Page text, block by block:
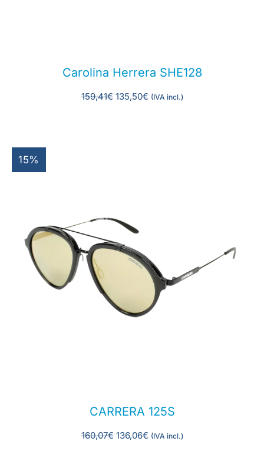
Carolina Herrera SHE128
159,41€ 135,50€ (IVA incl.)
15%
CARRERA 125S
160,07€ 136,06€ (IVA incl.)